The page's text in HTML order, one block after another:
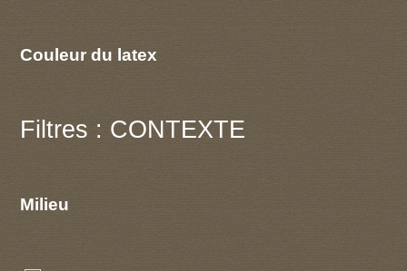
Couleur du latex
Filtres : CONTEXTE
Milieu